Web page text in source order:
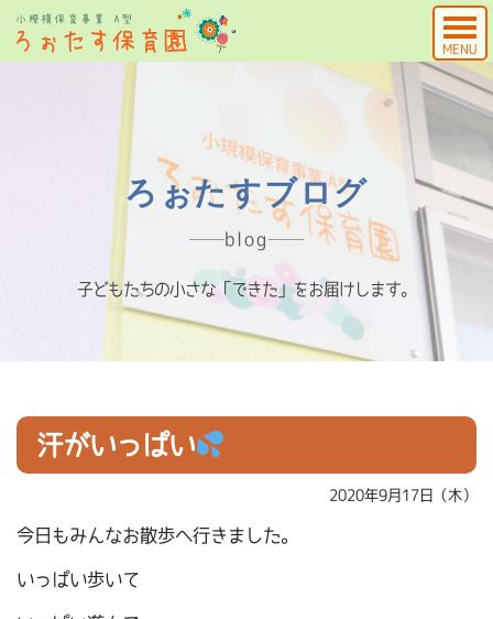
MENU
ろぉたすブログ
blog
子どもたちの小さな「できた」をお届けします。
汗がいっぱい
2020年9月17日（木）
今日もみんなお散歩へ行きました。
いっぱい歩いて